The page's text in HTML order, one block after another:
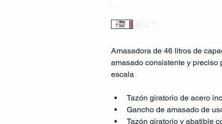
Amasadora de 46 litros de
amasado consistente y preciso
escala
Tazón giratorio de acero
Gancho de amasado de
Tazón giratorio y abatible